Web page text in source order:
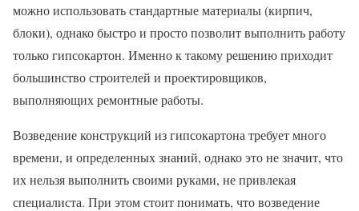
можно использовать стандартные материалы (кирпич,
блоки), однако быстро и просто позволит выполнить работу
только гипсокартон. Именно к такому решению приходит
большинство строителей и проектировщиков,
выполняющих ремонтные работы.
Возведение конструкций из гипсокартона требует много
времени, и определенных знаний, однако это не значит, что
их нельзя выполнить своими руками, не привлекая
специалиста. При этом стоит понимать, что возведение